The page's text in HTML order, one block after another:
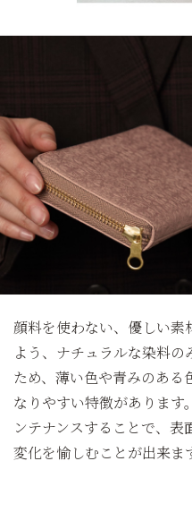
顔料を使わない、優しい素
よう、ナチュラルな染料
ため、薄い色や青みのある
なりやすい特徴があります
ンテナンスすることで、
変化を愉しむことが出来ま